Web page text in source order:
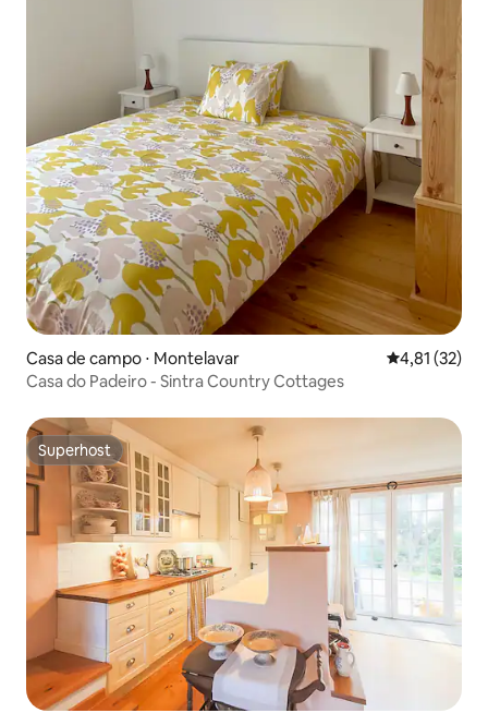
Casa de campo ⋅ Montelavar 4,81 de uma
4,81 (32)
Casa do Padeiro - Sintra Country Cottages
Superhost
Superhost